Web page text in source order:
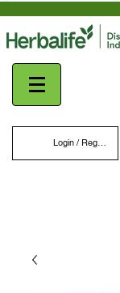
Login / Register